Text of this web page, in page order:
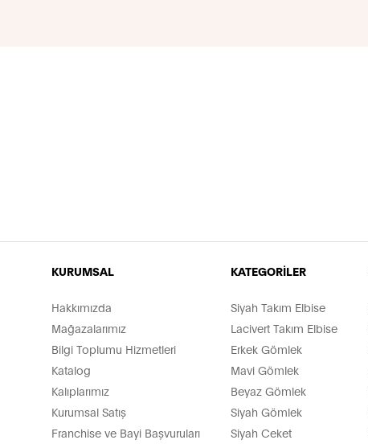
KURUMSAL
Hakkımızda
Mağazalarımız
Bilgi Toplumu Hizmetleri
Katalog
Kalıplarımız
Kurumsal Satış
Franchise ve Bayi Başvuruları
KATEGORİLER
Siyah Takım Elbise
Lacivert Takım Elbise
Erkek Gömlek
Mavi Gömlek
Beyaz Gömlek
Siyah Gömlek
Siyah Ceket